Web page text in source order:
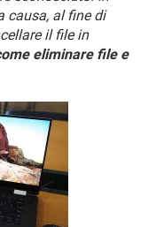
10
causa, al fine di
il file in
eliminare file e